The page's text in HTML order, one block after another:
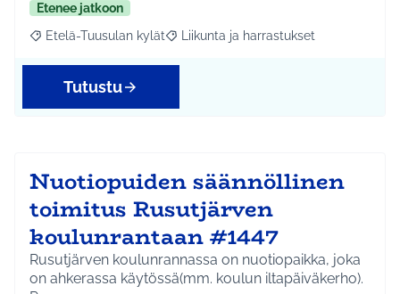
Etenee jatkoon
Rajaa tulokset aihepiirin mukaan: Etelä-Tuusulan kylät
Etelä-Tuusulan kylät Rajaa tulokset teeman mukaan:
Liikunta ja harrastukset
Tutustu
Nuotiopuiden säännöllinen
toimitus Rusutjärven
koulunrantaan #1447
Rusutjärven koulunrannassa on nuotiopaikka, joka
on ahkerassa käytössä(mm. koulun iltapäiväkerho).